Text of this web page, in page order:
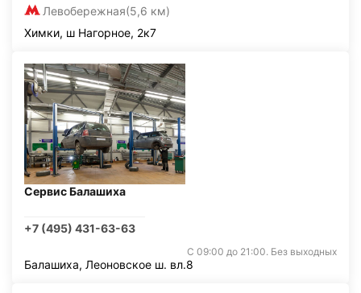
Левобережная(5,6 км)
Химки, ш Нагорное, 2к7
Сервис Балашиха
+7 (495) 431-63-63
С 09:00 до 21:00. Без выходных
Балашиха, Леоновское ш. вл.8